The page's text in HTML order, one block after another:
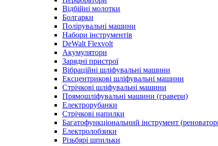
Відбійні молотки
Болгарки
Полірувальні машини
Набори інструментів
DeWalt Flexvolt
Акумулятори
Зарядні пристрої
Вібраційні шліфувальні машини
Ексцентрикові шліфувальні машини
Стрічкові шліфувальні машини
Прямошліфувальні машини (гравери)
Електрорубанки
Стрічкові напилки
Багатофункціональний інструмент
Електролобзики
Різьбярі шпильки